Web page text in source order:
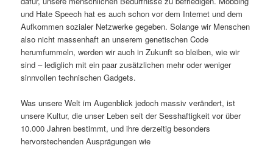
und Hate Speech hat es auch schon vor dem Internet und dem
Aufkommen sozialer Netzwerke gegeben. Solange wir Menschen
also nicht massenhaft an unserem genetischen Code
herumfummeln, werden wir auch in Zukunft so bleiben, wie wir
sind – lediglich mit ein paar zusätzlichen mehr oder weniger
sinnvollen technischen Gadgets.
Was unsere Welt im Augenblick jedoch massiv verändert, ist
unsere Kultur, die unser Leben seit der Sesshaftigkeit vor über
10.000 Jahren bestimmt, und ihre derzeitig besonders
hervorstechenden Ausprägungen wie